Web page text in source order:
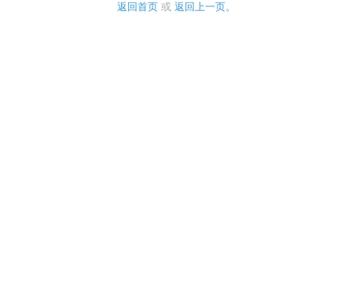
返回首页 或 返回上一页。